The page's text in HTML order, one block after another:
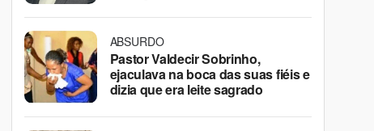
ABSURDO
Pastor Valdecir Sobrinho,
ejaculava na boca das suas fiéis e
dizia que era leite sagrado